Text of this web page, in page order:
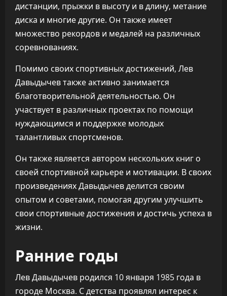
дистанции, прыжки в высоту и в длину, метание
диска и многие другие. Он также имеет
множество рекордов и медалей на различных
соревнованиях.
Помимо своих спортивных достижений, Лев
Давыдычев также активно занимается
благотворительной деятельностью. Он
участвует в различных проектах по помощи
нуждающимся и поддержке молодых
талантливых спортсменов.
Он также является автором нескольких книг о
своей спортивной карьере и мотивации. В своих
произведениях Давыдычев делится своим
опытом и советами, помогая другим улучшить
свои спортивные достижения и достичь успеха в
жизни.
Ранние годы
Лев Давыдычев родился 10 января 1985 года в
городе Москва. С детства проявлял интерес к